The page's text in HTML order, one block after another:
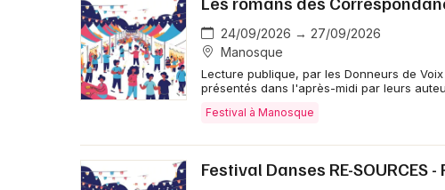
24/09/2026 → 27/09/2026
Manosque
Lecture publique, par les Donneurs de
présentés dans l'après-midi par leurs
Festival à Manosque
Festival Danses RE-